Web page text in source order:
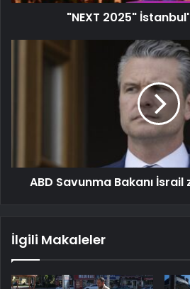
"NEXT 2025"
ABD Savunma Bakanı
İlgili Makaleler